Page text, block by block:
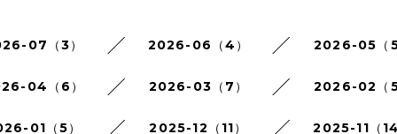
07（3） 2026-06（4） 2026-05（5
04（6） 2026-03（7） 2026-02（5
01（5） 2025-12（11） 2025-11（14